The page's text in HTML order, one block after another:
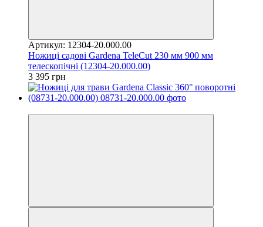
Артикул: 12304-20.000.00
Ножиці садові Gardena TeleCut 230 мм 900 мм
телескопічні (12304-20.000.00)
3 395 грн